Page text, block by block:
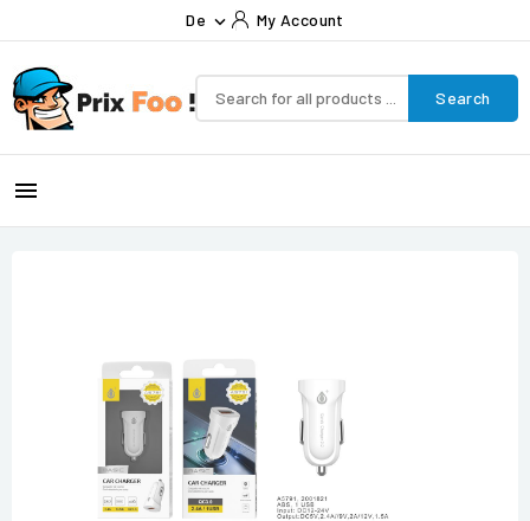
De  My Account
Search
